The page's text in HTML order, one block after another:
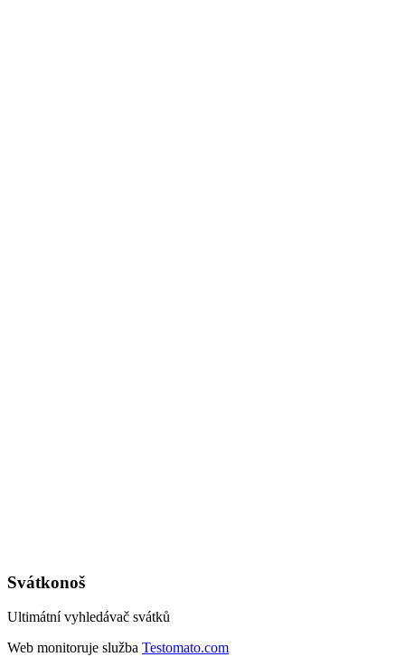
Svátkonoš
Ultimátní vyhledávač svátků
Web monitoruje služba Testomato.com